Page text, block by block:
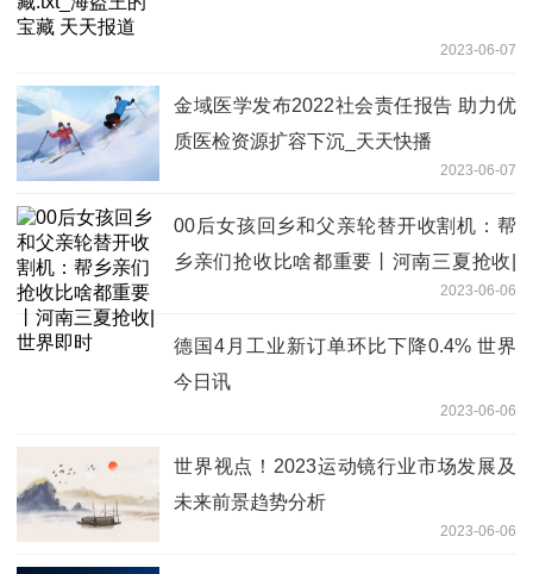
2023-06-07
金域医学发布2022社会责任报告 助力优
质医检资源扩容下沉_天天快播
2023-06-07
00后女孩回乡和父亲轮替开收割机：帮
乡亲们抢收比啥都重要丨河南三夏抢收|
2023-06-06
德国4月工业新订单环比下降0.4% 世界
今日讯
2023-06-06
世界视点！2023运动镜行业市场发展及
未来前景趋势分析
2023-06-06